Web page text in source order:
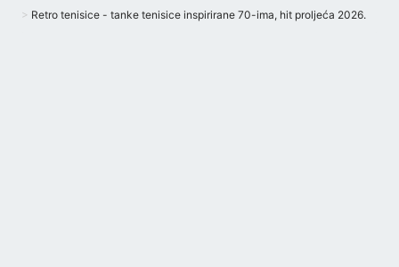
Retro tenisice - tanke tenisice inspirirane 70-ima, hit proljeća 2026.